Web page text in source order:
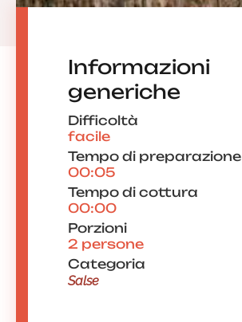
Informazioni
generiche
Difficoltà
facile
Tempo di preparazione
00:05
Tempo di cottura
00:00
Porzioni
2 persone
Categoria
Salse